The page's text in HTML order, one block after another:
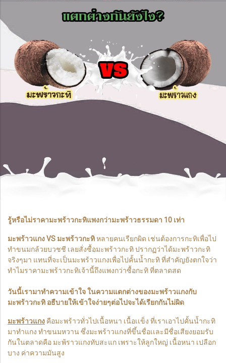
รู้หรือไม่ราคามะพร้าวกะทิแพงกว่ามะพร้าวธรรมดา 10 เท่า
มะพร้าวแกง VS มะพร้าวกะทิหลายคนเรียกผิด เช่นต้องการกะทิเพื่อไป
ทำขนมกล้วยบวชชี เลยสั่งซื้อมะพร้าวกะทิ ปรากฏว่าได้มะพร้าวกะทิ
จริงๆมา แทนที่จะเป็นมะพร้าวแกงเพื่อไปคั้นน้ำกะทิ ที่สำคัญยังตกใจว่า
ทำไมราคามะพร้าวกะทิเจ้านี้ถึงแพงกว่าซื้อกะทิ ที่ตลาดสด
วันนี้เรามาทำความเข้าใจ ในความแตกต่างของมะพร้าวแกงกับ
มะพร้าวกะทิ อธืบายให้เข้าใจง่ายๆต่อไปจะได้เรียกกันไม่ผิด
มะพร้าวแกง คือมะพร้าวทั่วไปเนื้อหนา เนื้อเเข็ง ที่เราเอาไปคั้นน้ำกะทิ
มาทำแกง ทำขนมหวาน ซึ่งมะพร้าวแกงที่ขึ้นชื่อเเละมีชื่อเสียงยอมรับ
กันในตลาดคือ มะพ้ราวแกงทับสะแก เพราะให้ลูกใหญ่ เนื้อหนา เปลือก
บาง ค่าความมันสูง